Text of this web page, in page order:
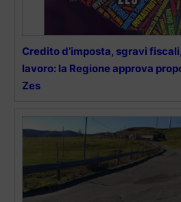
Credito d’imposta, sgravi
lavoro: la Regione approva
Zes